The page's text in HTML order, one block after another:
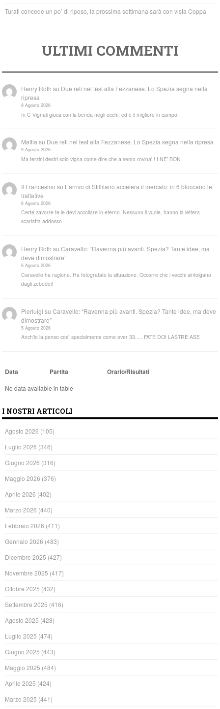
Turati concede un po’ di riposo, la prossima settimana sarà con vista Coppa
ULTIMI COMMENTI
Henry Roth su Due reti nel test alla Fezzanese. Lo Spezia segna nella
ripresa
9 Agosto 2026
In C Vignali gioca con la benda negli occhi, ed è il migliore in campo.
Mattia su Due reti nel test alla Fezzanese. Lo Spezia segna nella ripresa
9 Agosto 2026
Ma terzini destri solo vigna come dire che a semo rovina' ! I NE' BON
Il Francesino su L’arrivo di Stillitano accelera il mercato: in 6 bloccano le
trattative
8 Agosto 2026
Certe zavorre te le devi accollare in eterno. Nessuno li vuole, hanno la lettera
scarlatta addosso
Henry Roth suCaravello: “Ravenna più avanti. Spezia? Tante idee, ma
deve dimostrare”
6 Agosto 2026
Caravello ha ragione. Ha fotografato la situazione. Occorre che i vecchi sintolgano
dagli zebedei!
Pierluigi suCaravello: “Ravenna più avanti. Spezia? Tante idee, ma deve
dimostrare”
5 Agosto 2026
Anch'io la penso così specialmente come over 33..... FATE DOI LASTRE ASE
Data Partita Orario/Risultati
No data available in table
I NOSTRI ARTICOLI
Agosto 2026 (105)
Luglio 2026 (346)
Giugno 2026 (316)
Maggio 2026 (376)
Aprile 2026 (402)
Marzo 2026 (440)
Febbraio 2026 (411)
Gennaio 2026 (483)
Dicembre 2025 (427)
Novembre 2025 (417)
Ottobre 2025 (432)
Settembre 2025 (416)
Agosto 2025 (428)
Luglio 2025 (474)
Giugno 2025 (443)
Maggio 2025 (484)
Aprile 2025 (424)
Marzo 2025 (441)